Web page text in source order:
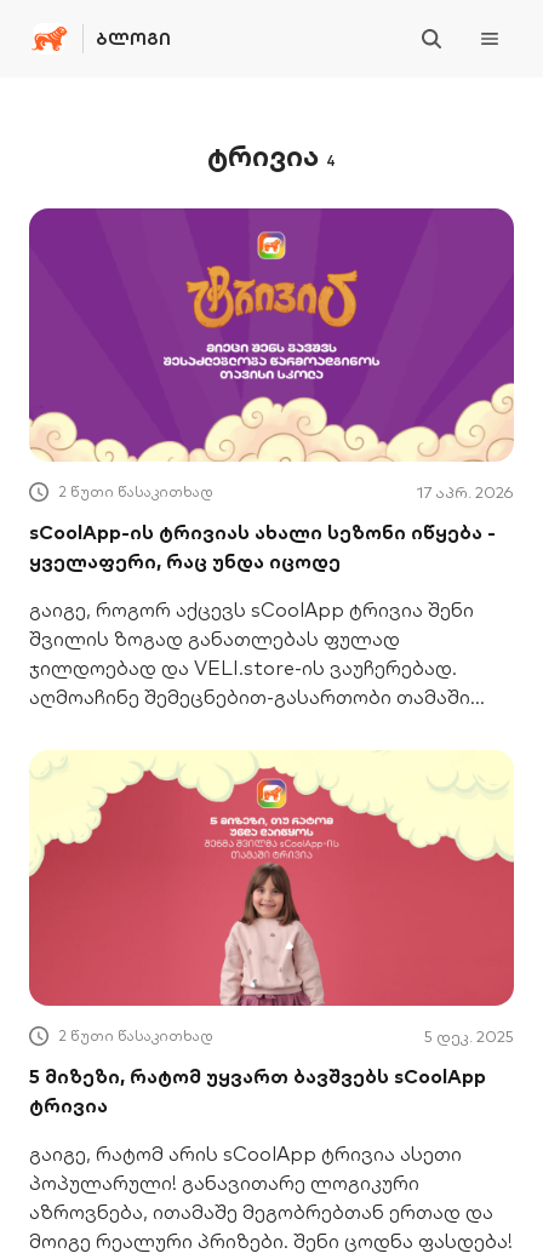
ᲑᲚᲝᲒᲘ
ტრივია 4
2 წუთი წასაკითხად 17 აპრ. 2026
sCoolApp-ის ტრივიას ახალი სეზონი იწყება -
ყველაფერი, რაც უნდა იცოდე
გაიგე, როგორ აქცევს sCoolApp ტრივია შენი
შვილის ზოგად განათლებას ფულად
ჯილდოებად და VELI.store-ის ვაუჩერებად.
აღმოაჩინე შემეცნებით-გასართობი თამაში
2 წუთი წასაკითხად 5 დეკ. 2025
5 მიზეზი, რატომ უყვართ ბავშვებს sCoolApp
ტრივია
გაიგე, რატომ არის sCoolApp ტრივია ასეთი
პოპულარული! განავითარე ლოგიკური
აზროვნება, ითამაშე მეგობრებთან ერთად და
მოიგე რეალური პრიზები. შენი ცოდნა ფასდება!